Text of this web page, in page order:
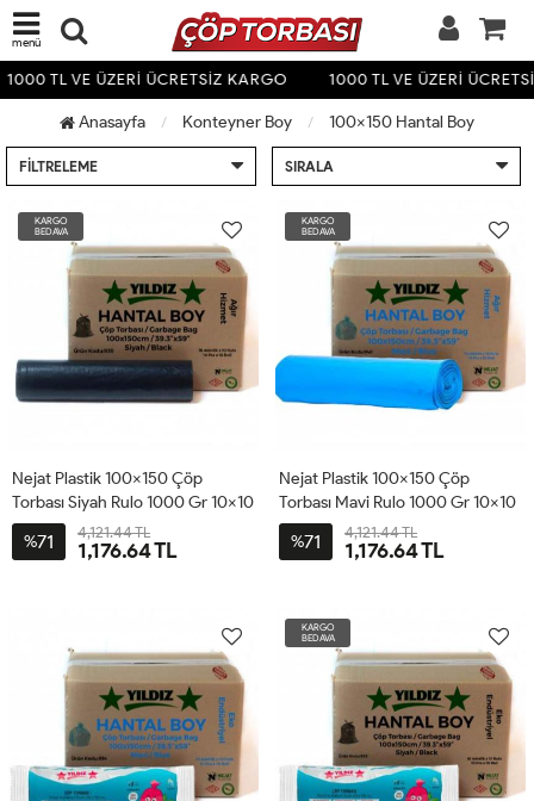
menü
1000 TL VE ÜZERİ ÜCRETSİZ KARGO 1000 TL VE ÜZERİ
Anasayfa Konteyner Boy 100x150 Hantal Boy
FILTRELEME SIRALA
KARGO
BEDAVA
Nejat Plastik 100x150 Çöp
Torbası Siyah Rulo 1000 Gr 10x10
Adet
%71 4,121.44 TL
1,176.64 TL
KARGO
BEDAVA
Nejat Plastik 100x150 Çöp
Torbası Mavi Rulo 1000 Gr 10x10
Adet
%71 4,121.44 TL
1,176.64 TL
KARGO
BEDAVA